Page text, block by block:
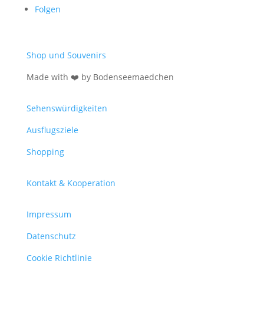
Folgen
Shop und Souvenirs
Made with ❤️ by Bodenseemaedchen
Sehenswürdigkeiten
Ausflugsziele
Shopping
Kontakt & Kooperation
Impressum
Datenschutz
Cookie Richtlinie